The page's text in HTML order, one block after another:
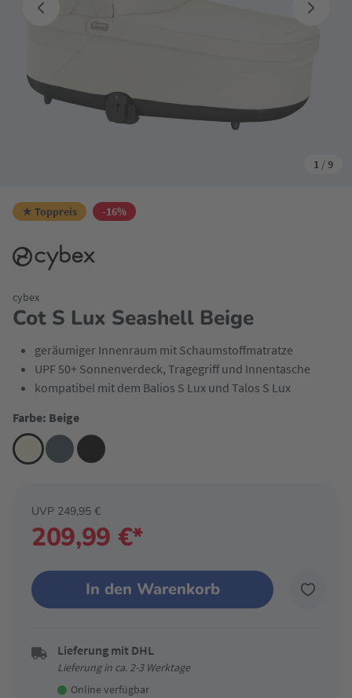
1 /9
★ Toppreis -16%
Cot S Lux Seashell Beige
cybex
geräumiger Innenraum mit Schaumstoffmatratze
UPF 50+ Sonnenverdeck, Tragegriff und Innentasche
kompatibel mit dem Balios S Lux und Talos S Lux
Farbe: Beige
209,99 €*
UVP 249,95 €
In den Warenkorb
Lieferung mit DHL
Lieferung in ca. 2-3 Werktage
Online verfügbar